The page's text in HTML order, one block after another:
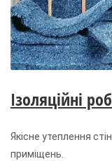
Ізоляційні
Якісне утеплення
приміщень.